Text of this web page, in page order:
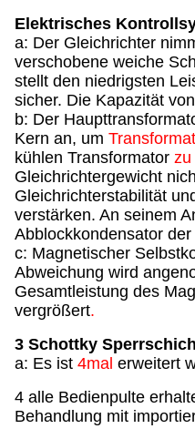
Elektrisches
a: Der Gleichrichter
verschobene weiche
stellt den niedrigsten
sicher. Die Kapazität
b: Der
Kern an, um
kühlen Transformator zu
Gleichrichtergewicht
Gleichrichterstabilität
verstärken. An seinem
Abblockkondensator
c: Magnetischer
Abweichung wird
Gesamtleistung des
vergrößert.
3 Schottky
a: Es ist 4mal erweitert
4 alle Bedienpulte
Behandlung mit